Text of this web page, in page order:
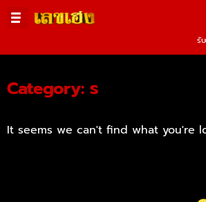
รั
Category: ร
It seems we can't find what you're